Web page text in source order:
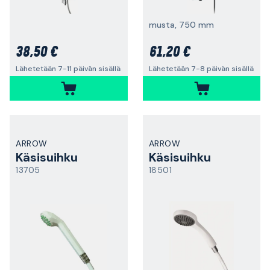
38,50 €
Lähetetään 7-11 päivän sisällä
musta, 750 mm
61,20 €
Lähetetään 7-8 päivän sisällä
ARROW
Käsisuihku
13705
ARROW
Käsisuihku
18501